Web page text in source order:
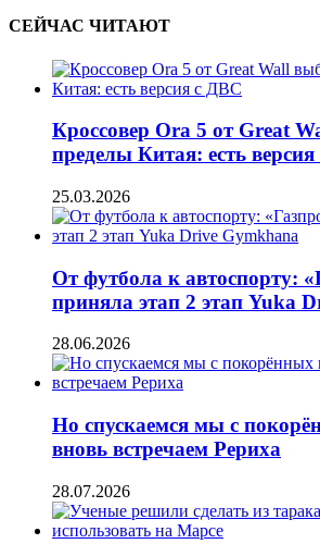
СЕЙЧАС ЧИТАЮТ
Кроссовер Ora 5 от Great
пределы Китая: есть
25.03.2026
От футбола к автоспорту:
приняла этап 2 этап Yuka
28.06.2026
Но спускаемся мы с
вновь встречаем Рериха
28.07.2026